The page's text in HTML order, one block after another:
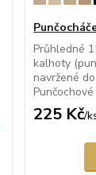
Průhledné
kalhoty
navržené
225 Kč/